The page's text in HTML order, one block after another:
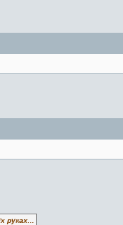
руках...